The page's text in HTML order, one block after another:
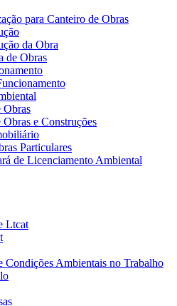
para Canteiro de Obras
da Obra
de Obras
Obras
e Construções
Particulares
de Licenciamento Ambiental
Ltcat
Condições Ambientais no Trabalho